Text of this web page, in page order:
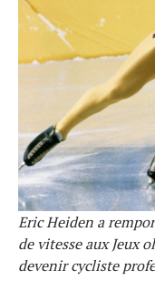
Eric Heiden a
de vitesse aux Jeux
devenir cycliste